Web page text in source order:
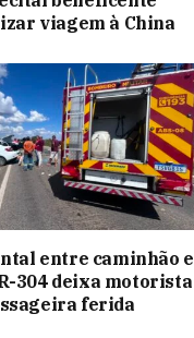
viagem à China
entre caminhão e
304 deixa motorista
ferida